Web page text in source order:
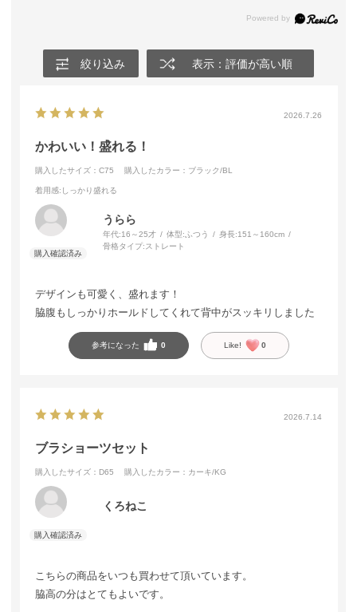
絞り込み 表示：評価が高い順
2026.7.26
かわいい！盛れる！
購入したサイズ：C75 購入したカラー：ブラック/BL
着用感:しっかり盛れる
うらら
年代:16～25才 体型: ふつう 身長:151～160cm
骨格タイプ: ストレート
デザインも可愛く、盛れます！
脇腹もしっかりホールドしてくれて背中がスッキリしました
参考になった 0 Like! 0
2026.7.14
ブラショーツセット
購入したサイズ：D65 購入したカラー：カーキ/KG
くろねこ
こちらの商品をいつも買わせて頂いています。
脇高の分はとてもよいです。